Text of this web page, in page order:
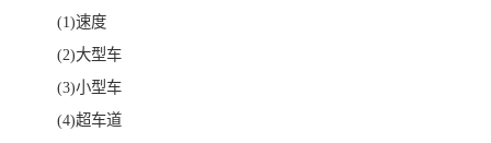
(1)速度
(2)大型车
(3)小型车
(4)超车道